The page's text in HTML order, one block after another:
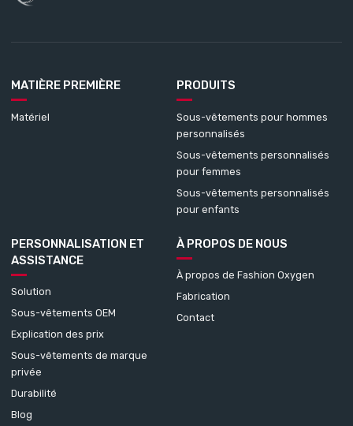
MATIÈRE PREMIÈRE
Matériel
PRODUITS
Sous-vêtements pour hommes
personnalisés
Sous-vêtements personnalisés
pour femmes
Sous-vêtements personnalisés
pour enfants
PERSONNALISATION ET
ASSISTANCE
Solution
Sous-vêtements OEM
Explication des prix
Sous-vêtements de marque
privée
Durabilité
Blog
À PROPOS DE NOUS
À propos de Fashion Oxygen
Fabrication
Contact